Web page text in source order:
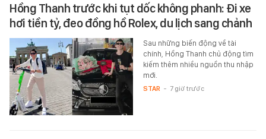
Hồng Thanh trước khi tụt dốc không phanh: Đi xe
hơi tiền tỷ, đeo đồng hồ Rolex, du lịch sang chảnh
Sau những biến động về tài
chính, Hồng Thanh chủ động tìm
kiếm thêm nhiều nguồn thu nhập
mới.
STAR - 7 giờ trước